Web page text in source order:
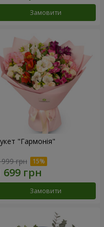
Замовити
"Гармонія"
грн
Замовити